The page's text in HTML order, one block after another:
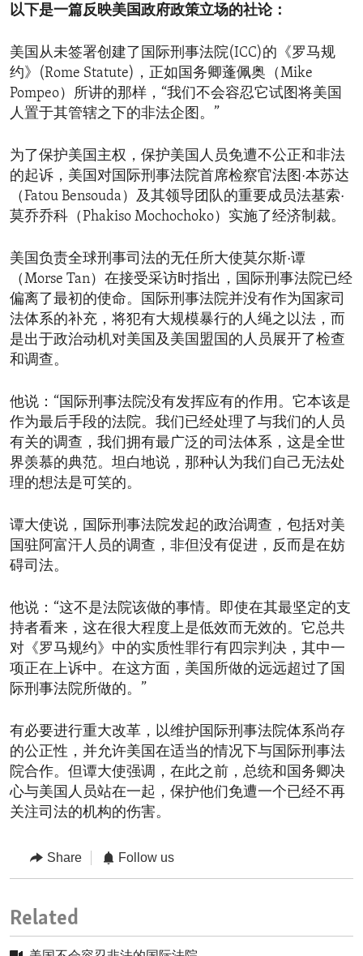
以下是一篇反映美国政府政策立场的社论：
美国从未签署创建了国际刑事法院(ICC)的《罗马规
约》(Rome Statute)，正如国务卿蓬佩奥（Mike
Pompeo）所讲的那样，“我们不会容忍它试图将美国
人置于其管辖之下的非法企图。”
为了保护美国主权，保护美国人员免遭不公正和非法
的起诉，美国对国际刑事法院首席检察官法图·本苏达
（Fatou Bensouda）及其领导团队的重要成员法基索·
莫乔乔科（Phakiso Mochochoko）实施了经济制裁。
美国负责全球刑事司法的无任所大使莫尔斯·谭
（Morse Tan）在接受采访时指出，国际刑事法院已经
偏离了最初的使命。国际刑事法院并没有作为国家司
法体系的补充，将犯有大规模暴行的人绳之以法，而
是出于政治动机对美国及美国盟国的人员展开了检查
和调查。
他说：“国际刑事法院没有发挥应有的作用。它本该是
作为最后手段的法院。我们已经处理了与我们的人员
有关的调查，我们拥有最广泛的司法体系，这是全世
界羡慕的典范。坦白地说，那种认为我们自己无法处
理的想法是可笑的。
谭大使说，国际刑事法院发起的政治调查，包括对美
国驻阿富汗人员的调查，非但没有促进，反而是在妨
碍司法。
他说：“这不是法院该做的事情。即使在其最坚定的支
持者看来，这在很大程度上是低效而无效的。它总共
对《罗马规约》中的实质性罪行有四宗判决，其中一
项正在上诉中。在这方面，美国所做的远远超过了国
际刑事法院所做的。”
有必要进行重大改革，以维护国际刑事法院体系尚存
的公正性，并允许美国在适当的情况下与国际刑事法
院合作。但谭大使强调，在此之前，总统和国务卿决
心与美国人员站在一起，保护他们免遭一个已经不再
关注司法的机构的伤害。
Share Follow us
Related